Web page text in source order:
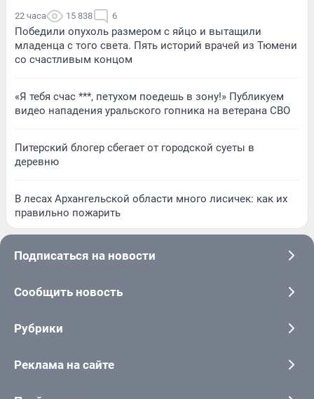
22 часа 15 838 6
Победили опухоль размером с яйцо и вытащили
младенца с того света. Пять историй врачей из Тюмени
со счастливым концом
«Я тебя счас ***, петухом поедешь в зону!» Публикуем
видео нападения уральского гопника на ветерана СВО
Питерский блогер сбегает от городской суеты в
деревню
В лесах Архангельской области много лисичек: как их
правильно пожарить
Подписаться на новости
Сообщить новость
Рубрики
Реклама на сайте